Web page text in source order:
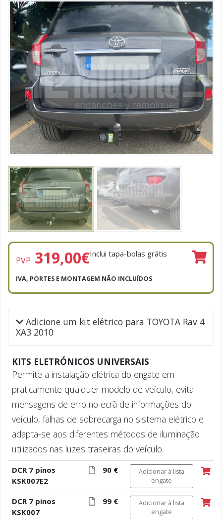
Anterior
PVP 319,00€Inclui tapa-bolas grátis
IVA, PORTES E MONTAGEM NÃO INCLUÍDOS
Adicione um kit elétrico para TOYOTA Rav 4
XA3 2010
KITS ELETRÓNICOS UNIVERSAIS
Permite a instalação elétrica do engate em
praticamente qualquer modelo de veículo, evita
mensagens de erro no ecrã de informações do
veículo, falhas de sobrecarga no sistema elétrico e
adapta-se aos diferentes métodos de iluminação
utilizados nas luzes traseiras do veículo.
DCR 7 pinos
KSK007E2
90 €
Adicionar à lista
engate
DCR 7 pinos
KSK007
99 €
Adicionar à lista
engate